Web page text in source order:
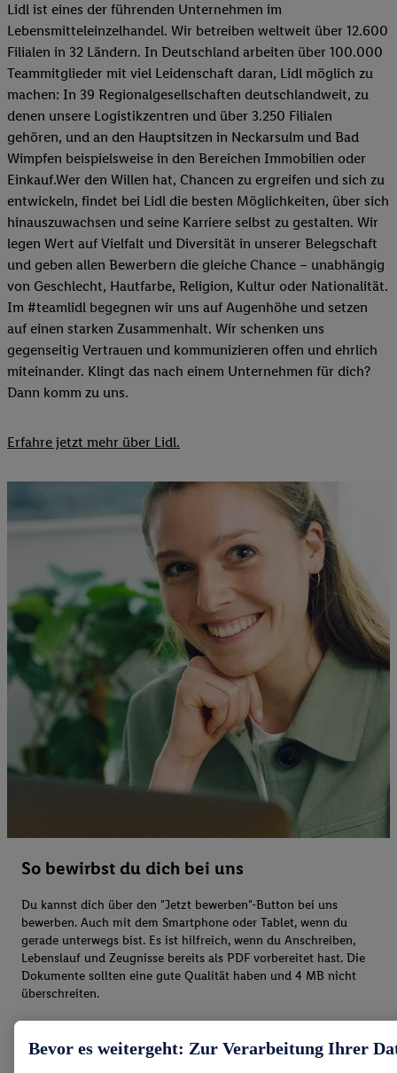
Lidl ist eines der führenden Unternehmen im
Lebensmitteleinzelhandel. Wir betreiben weltweit über 12.600
Filialen in 32 Ländern. In Deutschland arbeiten über 100.000
Teammitglieder mit viel Leidenschaft daran, Lidl möglich zu
machen: In 39 Regionalgesellschaften deutschlandweit, zu
denen unsere Logistikzentren und über 3.250 Filialen
gehören, und an den Hauptsitzen in Neckarsulm und Bad
Wimpfen beispielsweise in den Bereichen Immobilien oder
Einkauf.Wer den Willen hat, Chancen zu ergreifen und sich zu
entwickeln, findet bei Lidl die besten Möglichkeiten, über sich
hinauszuwachsen und seine Karriere selbst zu gestalten. Wir
legen Wert auf Vielfalt und Diversität in unserer Belegschaft
und geben allen Bewerbern die gleiche Chance – unabhängig
von Geschlecht, Hautfarbe, Religion, Kultur oder Nationalität.
Im #teamlidl begegnen wir uns auf Augenhöhe und setzen
auf einen starken Zusammenhalt. Wir schenken uns
gegenseitig Vertrauen und kommunizieren offen und ehrlich
miteinander. Klingt das nach einem Unternehmen für dich?
Dann komm zu uns.​
Erfahre jetzt mehr über Lidl.
So bewirbst du dich bei uns
Du kannst dich über den "Jetzt bewerben"-Button bei uns
bewerben. Auch mit dem Smartphone oder Tablet, wenn du
gerade unterwegs bist. Es ist hilfreich, wenn du Anschreiben,
Lebenslauf und Zeugnisse bereits als PDF vorbereitet hast. Die
Dokumente sollten eine gute Qualität haben und 4 MB nicht
überschreiten.
Bevor es weitergeht: Zur Verarbeitung Ihrer